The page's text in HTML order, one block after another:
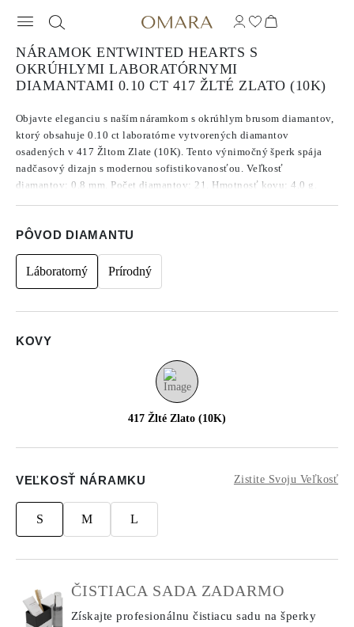
NÁRAMOK ENTWINTED HEARTS S
OKRÚHLYMI LABORATÓRNYMI
DIAMANTAMI 0.10 CT 417 ŽLTÉ ZLATO (10K)
Objavte eleganciu s naším náramkom s okrúhlym brusom diamantov,
ktorý obsahuje 0.10 ct laboratórne vytvorených diamantov
osadených v 417 Žltom Zlate (10K). Tento výnimočný šperk spája
nadčasový dizajn s modernou sofistikovanosťou. Veľkosť
diamantov: 0.8 mm. Počet diamantov: 21. Hmotnosť kovu: 4.0 g.
PÔVOD DIAMANTU
Láboratorný Prírodný
KOVY
417 Žlté Zlato (10K)
VEĽKOSŤ NÁRAMKU Zistite Svoju Veľkosť
S M L
ČISTIACA SADA ZADARMO
Získajte profesionálnu čistiacu sadu na šperky